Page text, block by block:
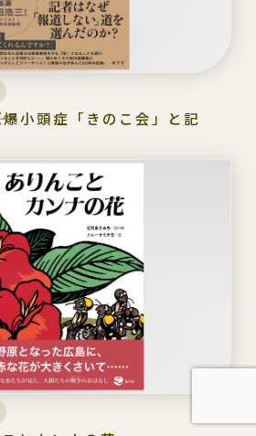
爆小頭症「きのこ会」と記